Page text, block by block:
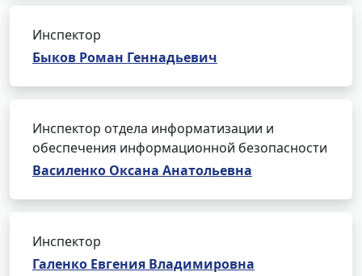
Инспектор
Быков Роман Геннадьевич
Инспектор отдела информатизации и
обеспечения информационной безопасности
Василенко Оксана Анатольевна
Инспектор
Галенко Евгения Владимировна